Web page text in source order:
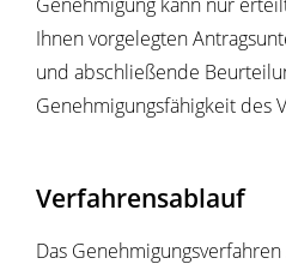
Ihnen vorgelegten
und abschließende
Genehmigungsfähigkeit des
Verfahrensablauf
Das